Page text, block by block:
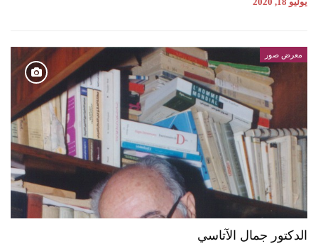
معرض صور
الدكتور جمال الآتاسي